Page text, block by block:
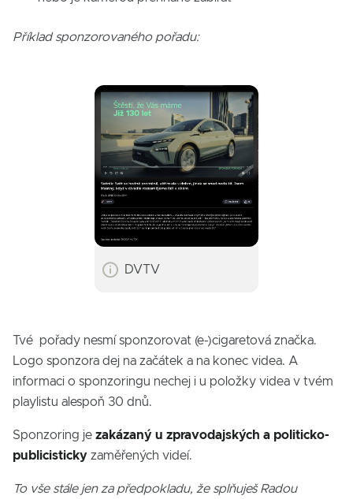
Příklad sponzorovaného pořadu:
DVTV
Tvé pořady nesmí sponzorovat (e-)cigaretová značka.
Logo sponzora dej na začátek a na konec videa. A
informaci o sponzoringu nechej i u položky videa v tvém
playlistu alespoň 30 dnů.
Sponzoring je zakázaný u zpravodajských a politicko-
publicisticky zaměřených videí.
To vše stále jen za předpokladu, že splňuješ Radou